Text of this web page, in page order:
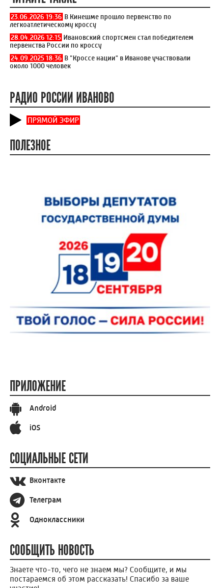
23.06.2026 19:36 В Кинешме прошло первенство по
легкоатлетическому кроссу
28.04.2026 12:15 Ивановский спортсмен стал победителем
первенства России по кроссу
24.09.2025 18:36 В "Кроссе нации" в Иванове участвовали
около 1000 человек
РАДИО РОССИИ ИВАНОВО
ПРЯМОЙ ЭФИР
ПОЛЕЗНОЕ
ПРИЛОЖЕНИЕ
Android
iOS
СОЦИАЛЬНЫЕ СЕТИ
Вконтакте
Телеграм
Одноклассники
СООБЩИТЬ НОВОСТЬ
Знаете что-то, чего не знаем мы? Сообщите, и мы
постараемся об этом рассказать! Спасибо за ваше